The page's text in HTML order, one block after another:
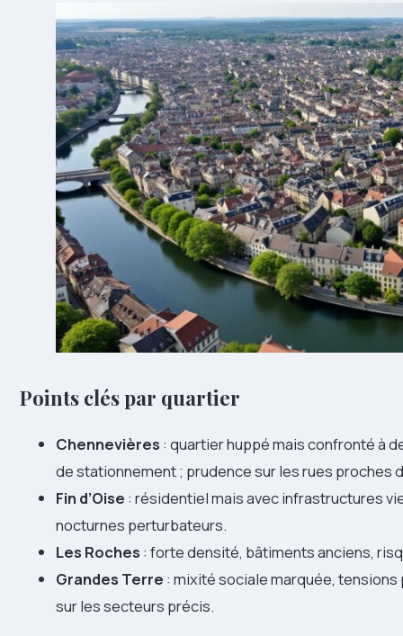
Points clés par quartier
Chennevières : quartier huppé mais confronté à
de stationnement ; prudence sur les rues proches
Fin d’Oise : résidentiel mais avec infrastructures
nocturnes perturbateurs.
Les Roches : forte densité, bâtiments anciens,
Grandes Terre : mixité sociale marquée,
sur les secteurs précis.